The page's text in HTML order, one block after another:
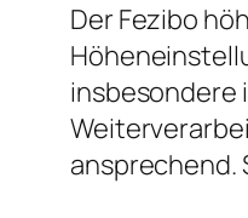
Der Fezibo
insbesondere
ansprechend.